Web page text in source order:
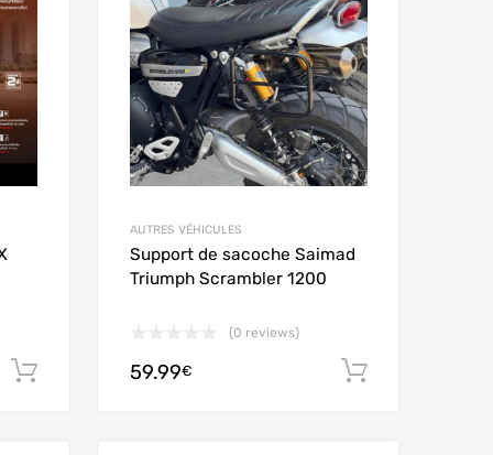
Aggiungi al carrello
AUTRES VÉHICULES
Support de sacoche Saimad
Triumph Scrambler 1200
(0 reviews)
59.99€